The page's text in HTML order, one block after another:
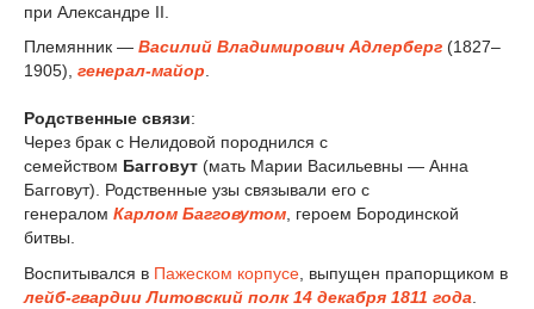
при Александре II.
Племянник — Василий Владимирович Адлерберг (1827–
1905), генерал-майор.
Родственные связи:
Через брак с Нелидовой породнился с
семейством Багговут (мать Марии Васильевны — Анна
Багговут). Родственные узы связывали его с
генералом Карлом Багговутом, героем Бородинской
битвы.
Воспитывался в Пажеском корпусе , выпущен прапорщиком в
лейб-гвардии Литовский полк 14 декабря 1811 года